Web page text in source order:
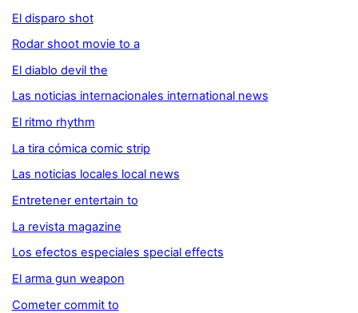
El disparo shot
Rodar shoot movie to a
El diablo devil the
Las noticias internacionales international news
El ritmo rhythm
La tira cómica comic strip
Las noticias locales local news
Entretener entertain to
La revista magazine
Los efectos especiales special effects
El arma gun weapon
Cometer commit to